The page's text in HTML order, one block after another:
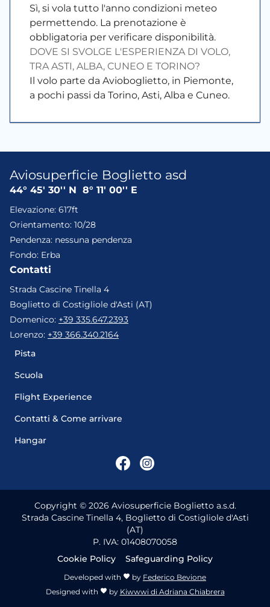
Sì, si vola tutto l'anno condizioni meteo
permettendo. La prenotazione è
obbligatoria per verificare disponibilità.
DOVE SI SVOLGE L'ESPERIENZA DI VOLO,
TRA ASTI, ALBA, CUNEO E TORINO?
Il volo parte da Avioboglietto, in Piemonte,
a pochi passi da Torino, Asti, Alba e Cuneo.
Aviosuperficie Boglietto asd
44° 45' 30'' N 8° 11' 00'' E
Elevazione: 617ft
Orientamento: 10/28
Pendenza: nessuna pendenza
Fondo: Erba
Contatti
Strada Cascine Tinella 4
Boglietto di Costigliole d'Asti (AT)
Domenico: +39 335.647.2393
Lorenzo: +39 366.340.2164
Pista
Scuola
Flight Experience
Contatti & Come arrivare
Hangar
Copyright © 2026 Aviosuperficie Boglietto a.s.d.
Strada Cascine Tinella 4, Boglietto di Costigliole d'Asti
(AT)
P. IVA: 01408070058
Cookie Policy
Safeguarding Policy
Developed with by Federico Bevione
Designed with
by Kiwwwi di Adriana Chiabrera